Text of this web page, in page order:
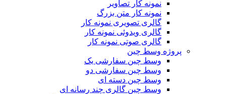
نمونه کار تصاویر
نمونه کار متن بزرگ
گالری تصویری نمونه کار
گالری ویدوئی نمونه کار
گالری صوتی نمونه کار
پروژه وسط چین
وسط چین سفارشی یک
وسط چین سفارشی دو
وسط چین دسته ای
وسط چین گالری چند رسانه ای